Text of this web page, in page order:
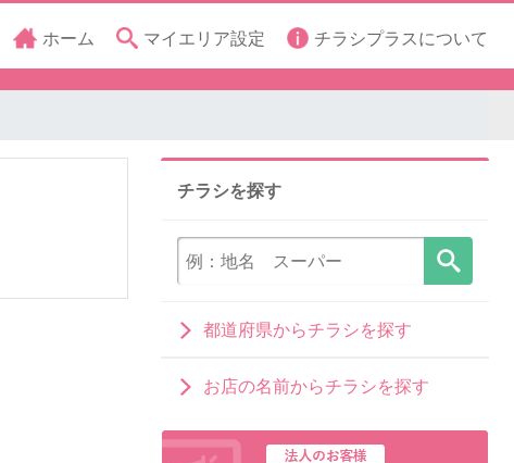
ホーム マイエリア設定 チラシプラスについて
チラシを探す
都道府県からチラシを探す
お店の名前からチラシを探す